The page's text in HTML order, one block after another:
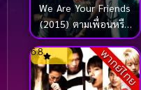
We Are Your Friends
(2015) ตามเพื่อนหรือ
ตามฝัน
พากย์ไทย
6.8